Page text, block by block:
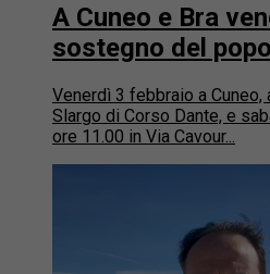
A Cuneo e Bra
sostegno del
Venerdì 3 febbraio a
Slargo di Corso Dante, e
ore 11.00 in Via Cavour...